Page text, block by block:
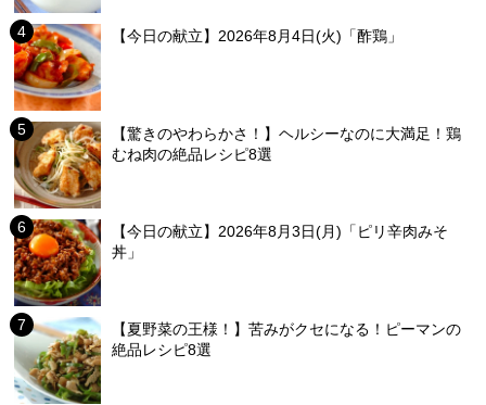
【今日の献立】2026年8月4日(火)「酢鶏」
【驚きのやわらかさ！】ヘルシーなのに大満足！鶏
むね肉の絶品レシピ8選
【今日の献立】2026年8月3日(月)「ピリ辛肉みそ
丼」
【夏野菜の王様！】苦みがクセになる！ピーマンの
絶品レシピ8選